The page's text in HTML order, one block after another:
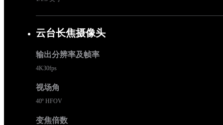
云台长焦摄像头
输出分辨率及帧率
4K30fps
视场角
40º HFOV
变焦倍数